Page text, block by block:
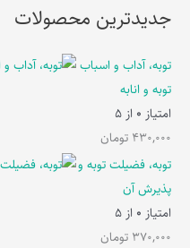
جدیدترین محصولات
توبه، آداب و اسباب
توبه و انابه
امتیاز 0 از 5
430,000 تومان
توبه، فضیلت توبه و
پذیرش آن
امتیاز 0 از 5
370,000 تومان